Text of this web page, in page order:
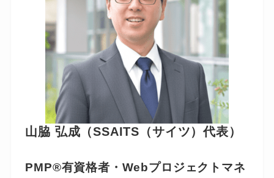
山脇 弘成（SSAITS（サイツ）代表）
PMP®有資格者・Webプロジェクトマネ